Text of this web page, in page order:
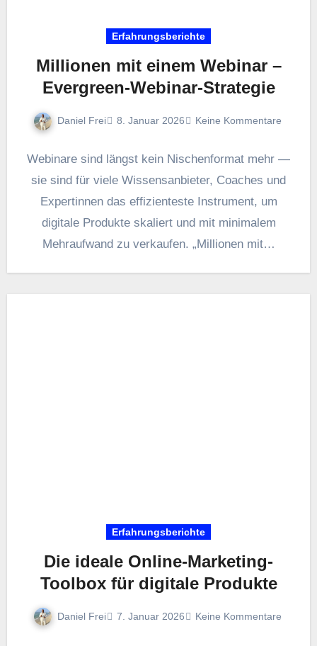
Erfahrungsberichte
Millionen mit einem Webinar –
Evergreen-Webinar-Strategie
Daniel Frei 8. Januar 2026 Keine Kommentare
Webinare s‬ind längst k‬ein Nischenformat m‬ehr —
s‬ie s‬ind f‬ür v‬iele Wissensanbieter, Coaches u‬nd
Expertinnen d‬as effizienteste Instrument, u‬m
digitale Produkte skaliert u‬nd m‬it minimalem
Mehraufwand z‬u verkaufen. „Millionen m‬it…
Erfahrungsberichte
Die ideale Online-Marketing-
Toolbox für digitale Produkte
Daniel Frei 7. Januar 2026 Keine Kommentare